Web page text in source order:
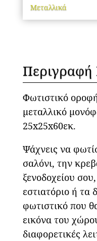
ποσότητα
Μεταλλικά
Περιγραφή
Φωτιστικό
μεταλλικό
25x25x60εκ.
Ψάχνεις να
σαλόνι, την
ξενοδοχείου
εστιατόριο ή τα
φωτιστικό που
εικόνα του
διαφορετικές